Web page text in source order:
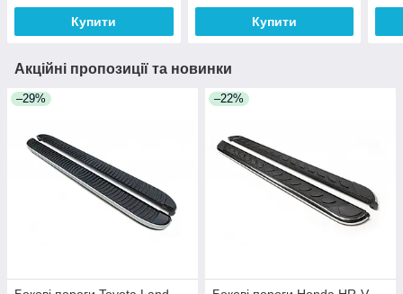
Купити Купити
Акційні пропозиції та новинки
–29% –22%